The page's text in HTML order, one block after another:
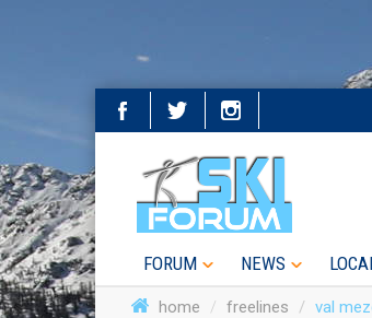
FORUM NEWS
home freelines val